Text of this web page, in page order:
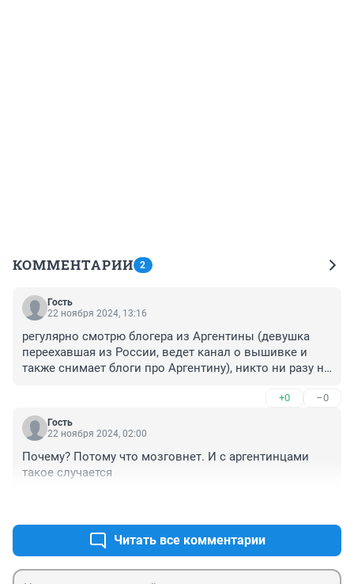
КОММЕНТАРИИ 2
Гость
22 ноября 2024, 13:16
регулярно смотрю блогера из Аргентины (девушка
переехавшая из России, ведет канал о вышивке и
также снимает блоги про Аргентину), никто ни разу не
красиво... у нас же тапки нельзя за порогом оставить
- 90% что ночью украдут...
+0 –0
Гость
22 ноября 2024, 02:00
Почему? Потому что мозговнет. И с аргентинцами
такое случается
Читать все комментарии